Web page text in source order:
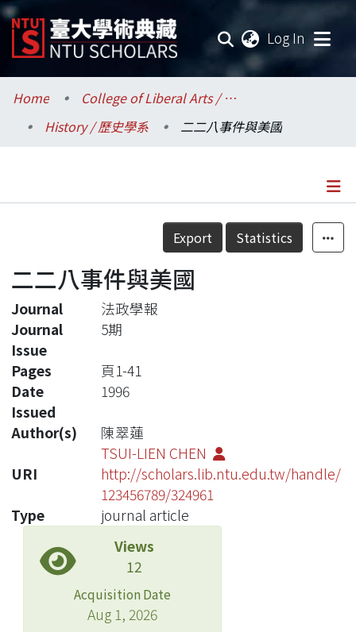
Log In
Communities & Collections
Research Outputs
Statistics
Home
College of Liberal Arts / 文學院
History / 歷史學系
二二八事件與美國
Details
Export Statistics
二二八事件與美國
Journal
法政學報
Journal
Issue
5期
Pages
頁1-41
Date
Issued
1996
Author(s)
陳翠蓮
TSUI-LIEN CHEN
URI
http://scholars.lib.ntu.edu.tw/handle/
123456789/324961
Type
journal article
Views
12
Acquisition Date
Aug 1, 2026